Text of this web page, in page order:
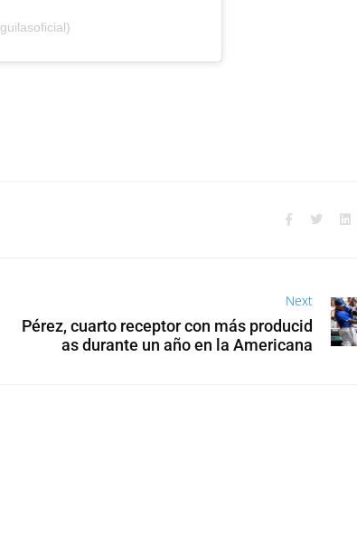
Next
Pérez, cuarto receptor con más producid
as durante un año en la Americana